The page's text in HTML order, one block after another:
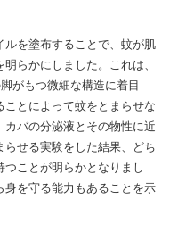
を塗布することで、蚊が肌
らかにしました。これは、
がもつ微細な構造に着目
ことによって蚊をとまらせな
カバの分泌液とその物性に近
せる実験をした結果、どち
ことが明らかとなりまし
身を守る能力もあることを示